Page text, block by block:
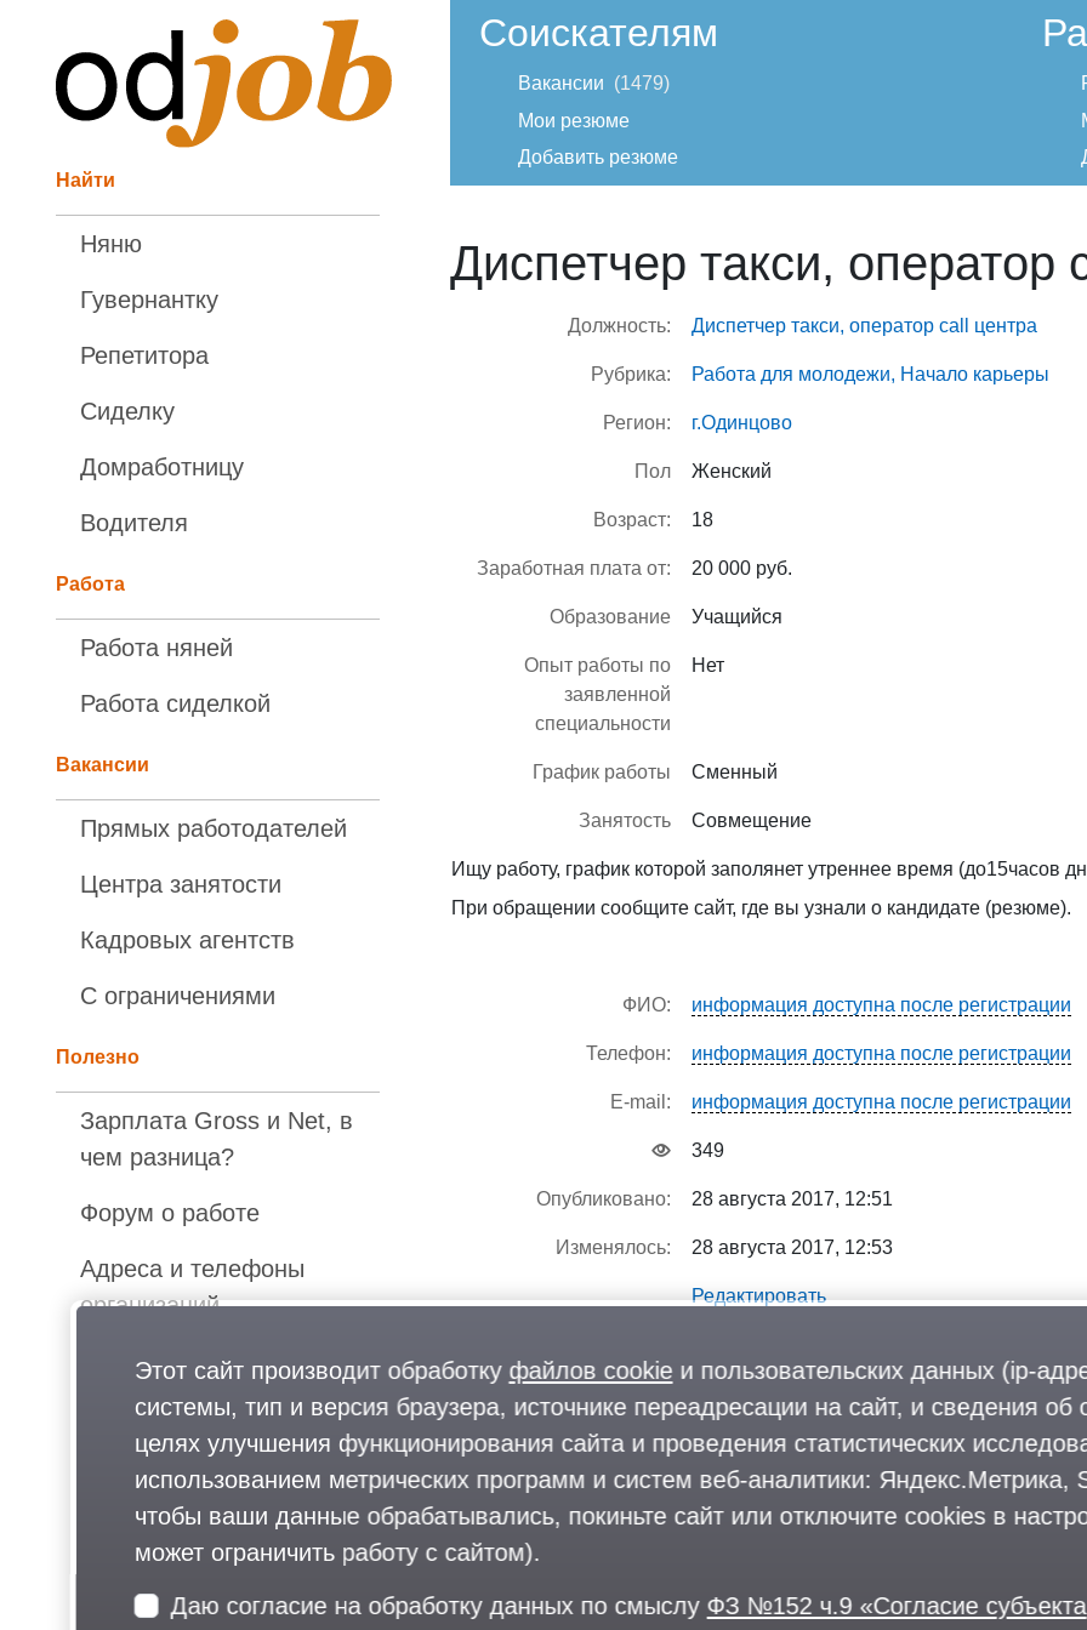
Найти
Няню
Гувернантку
Репетитора
Сиделку
Домработницу
Водителя
Работа
Работа няней
Работа сиделкой
Вакансии
Прямых работодателей
Центра занятости
Кадровых агентств
С ограничениями
Полезно
Зарплата Gross и Net, в
чем разница?
Форум о работе
Адреса и телефоны
организаций
Карта Одинцово
Почему жители
Московской области
рвутся работать в
столицу?
Соискателям
Вакансии
1479
Мои резюме
Добавить резюме
Диспетчер такси, оператор
Должность: Диспетчер такси, оператор call центра
Рубрика: Работа для молодежи, Начало карьеры
Регион: г.Одинцово
Пол Женский
Возраст: 18
Заработная плата от: 20 000 руб.
Образование Учащийся
Опыт работы по
заявленной
специальности
Нет
График работы Сменный
Занятость Совмещение
Ищу работу, график которой заполянет утреннее время (до15часов
При обращении сообщите сайт, где вы узнали о кандидате (резюме).
ФИО: информация доступна после регистрации
Телефон: информация доступна после регистрации
E-mail: информация доступна после регистрации
349
Опубликовано: 28 августа 2017, 12:51
Изменялось: 28 августа 2017, 12:53
Редактировать
Еще резюме…
Этот сайт производит обработку файлов cookie и пользовательских данных (ip-
системы, тип и версия браузера, источнике переадресации на сайт, и сведения об
целях улучшения функционирования сайта и проведения статистических
использованием метрических программ и систем веб-аналитики:
чтобы ваши данные обрабатывались, покиньте сайт или отключите cookies в
может ограничить работу с сайтом).
Даю согласие на обработку данных по смыслу ФЗ №152 ч.9 «Согласие субъекта